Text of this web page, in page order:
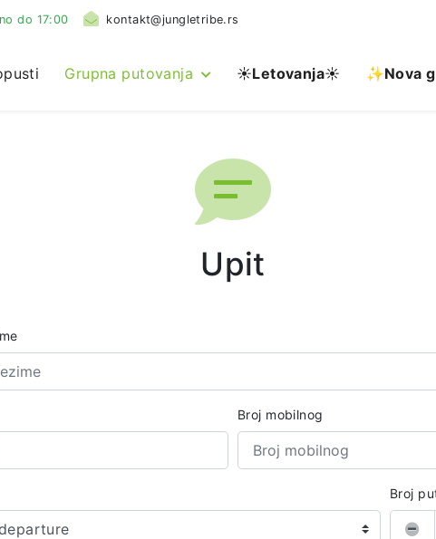
do 17:00 kontakt@jungletribe.rs
Grupna putovanja ☀️Letovanja☀️ ✨Nova
Upit
Broj mobilnog
Broj